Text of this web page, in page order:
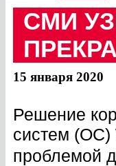
СМИ
15 января 2020
Решение
систем (ОС)
проблемой